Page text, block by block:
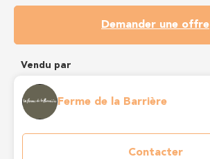
Demander une offre
Vendu par
Ferme de la Barrière
Contacter